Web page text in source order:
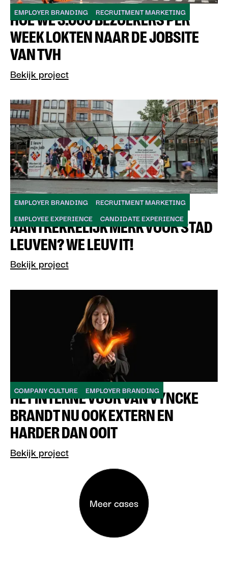
EMPLOYER BRANDING RECRUITMENT MARKETING
HOE WE 3.000 BEZOEKERS PER
WEEK LOKTEN NAAR DE JOBSITE
VAN TVH
Bekijk project
EMPLOYER BRANDING
RECRUITMENT MARKETING
EMPLOYEE EXPERIENCE
CANDIDATE EXPERIENCE
EEN TROTS TEAM ÉN EEN
AANTREKKELIJK MERK VOOR STAD
LEUVEN? WE LEUV IT!
Bekijk project
COMPANY CULTURE EMPLOYER BRANDING
HET INTERNE VUUR VAN VYNCKE
BRANDT NU OOK EXTERN EN
HARDER DAN OOIT
Bekijk project
Meer cases